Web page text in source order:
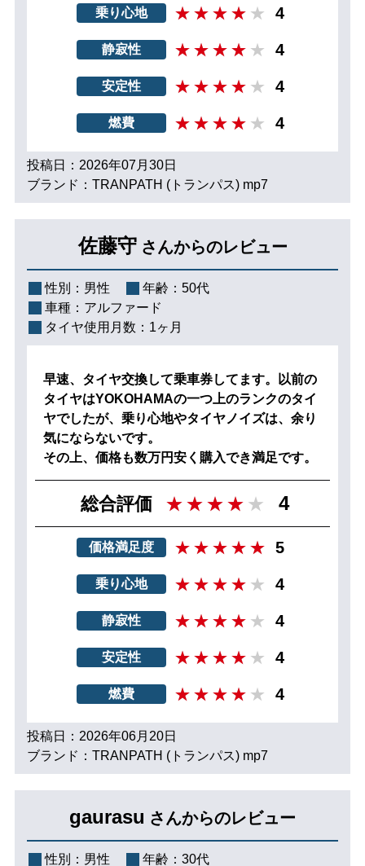
乗り心地 4
静寂性 4
安定性 4
燃費 4
投稿日：2026年07月30日
ブランド：TRANPATH (トランパス) mp7
佐藤守 さんからのレビュー
性別： 男性 年齢： 50代
車種： アルファード
タイヤ使用月数： 1ヶ月
早速、タイヤ交換して乗車券してます。以前の
タイヤはYOKOHAMAの一つ上のランクのタイ
ヤでしたが、乗り心地やタイヤノイズは、余り
気にならないです。
その上、価格も数万円安く購入でき満足です。
総合評価 4
価格満足度 5
乗り心地 4
静寂性 4
安定性 4
燃費 4
投稿日：2026年06月20日
ブランド：TRANPATH (トランパス) mp7
gaurasu さんからのレビュー
性別： 男性 年齢： 30代